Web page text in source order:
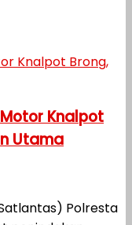
Knalpot
Utama
Polresta